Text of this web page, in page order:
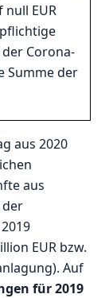
EUR
Corona-
Summe der
aus 2020
aus
der
EUR bzw.
Auf
für 2019